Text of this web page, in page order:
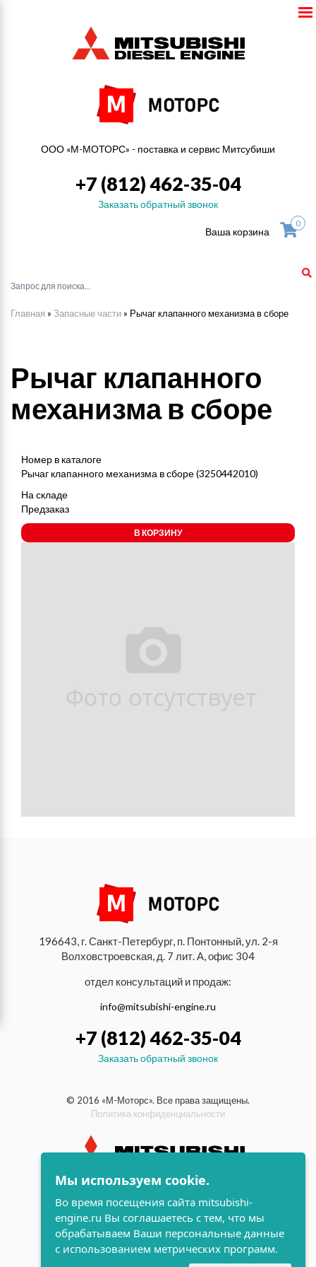
ООО «М-МОТОРС» - поставка и сервис Митсубиши
+7 (812) 462-35-04
Заказать обратный звонок
Ваша корзина
0
Главная » Запасные части » Рычаг клапанного механизма в сборе
Рычаг клапанного
механизма в сборе
Номер в каталоге
Рычаг клапанного механизма в сборе (3250442010)
На складе
Предзаказ
В КОРЗИНУ
196643, г. Санкт-Петербург, п. Понтонный, ул. 2-я
Волховстроевская, д. 7 лит. А, офис 304
отдел консультаций и продаж:
info@mitsubishi-engine.ru
+7 (812) 462-35-04
Заказать обратный звонок
© 2016 «М-Моторс». Все права защищены.
Политика конфиденциальности
индустриальные и морские
дизельные двигатели Mitsubishi
разработка сайта
Мы используем cookie.
Во время посещения сайта mitsubishi-
engine.ru Вы соглашаетесь с тем, что мы
обрабатываем Ваши персональные данные
с использованием метрических программ.